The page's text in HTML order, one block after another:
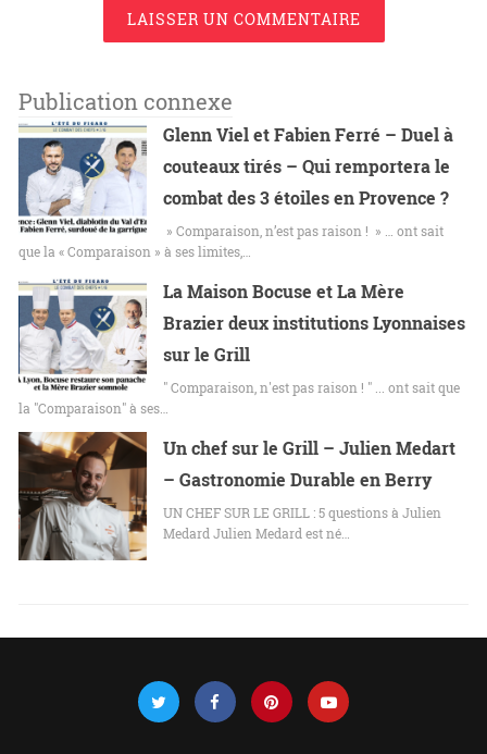
LAISSER UN COMMENTAIRE
Publication connexe
Glenn Viel et Fabien Ferré – Duel à
couteaux tirés – Qui remportera le
combat des 3 étoiles en Provence ?
» Comparaison, n’est pas raison ! » … ont sait
que la « Comparaison » à ses limites,…
La Maison Bocuse et La Mère
Brazier deux institutions Lyonnaises
sur le Grill
" Comparaison, n'est pas raison ! " ... ont sait que
la "Comparaison" à ses…
Un chef sur le Grill – Julien Medart
– Gastronomie Durable en Berry
UN CHEF SUR LE GRILL : 5 questions à Julien
Medard Julien Medard est né…